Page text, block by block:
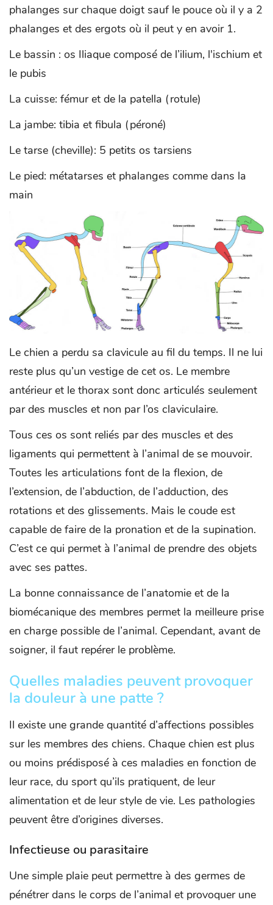
phalanges sur chaque doigt sauf le pouce où il y a 2
phalanges et des ergots où il peut y en avoir 1.
Le bassin : os Iliaque composé de l’ilium, l'ischium et
le pubis
La cuisse: fémur et de la patella (rotule)
La jambe: tibia et fibula (péroné)
Le tarse (cheville): 5 petits os tarsiens
Le pied: métatarses et phalanges comme dans la
main
Le chien a perdu sa clavicule au fil du temps. Il ne lui
reste plus qu’un vestige de cet os. Le membre
antérieur et le thorax sont donc articulés seulement
par des muscles et non par l’os claviculaire.
Tous ces os sont reliés par des muscles et des
ligaments qui permettent à l’animal de se mouvoir.
Toutes les articulations font de la flexion, de
l’extension, de l’abduction, de l’adduction, des
rotations et des glissements. Mais le coude est
capable de faire de la pronation et de la supination.
C’est ce qui permet à l’animal de prendre des objets
avec ses pattes.
La bonne connaissance de l’anatomie et de la
biomécanique des membres permet la meilleure prise
en charge possible de l’animal. Cependant, avant de
soigner, il faut repérer le problème.
Quelles maladies peuvent provoquer
la douleur à une patte ?
Il existe une grande quantité d’affections possibles
sur les membres des chiens. Chaque chien est plus
ou moins prédisposé à ces maladies en fonction de
leur race, du sport qu’ils pratiquent, de leur
alimentation et de leur style de vie. Les pathologies
peuvent être d’origines diverses.
Infectieuse ou parasitaire
Une simple plaie peut permettre à des germes de
pénétrer dans le corps de l’animal et provoquer une